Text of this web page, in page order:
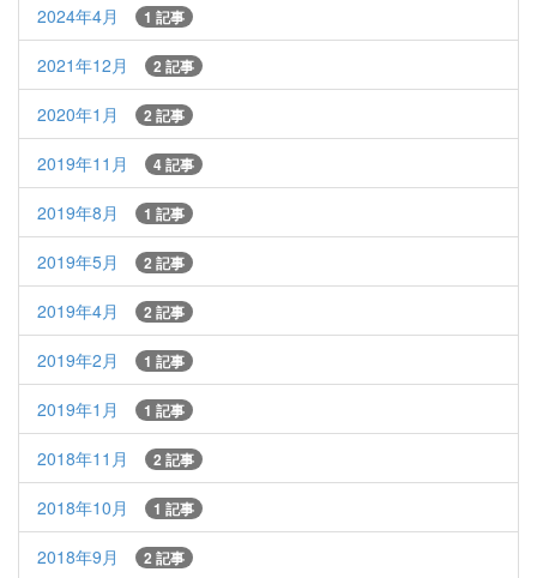
2024年4月 1 記事
2021年12月 2 記事
2020年1月 2 記事
2019年11月 4 記事
2019年8月 1 記事
2019年5月 2 記事
2019年4月 2 記事
2019年2月 1 記事
2019年1月 1 記事
2018年11月 2 記事
2018年10月 1 記事
2018年9月 2 記事